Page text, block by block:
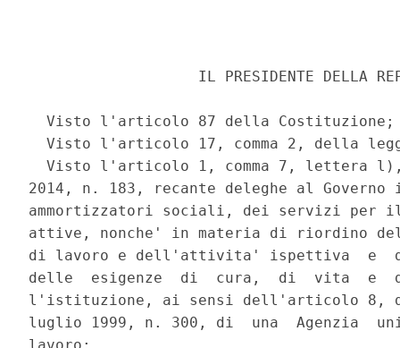
IL PRESIDENTE DELLA
Visto l'articolo 87 della
Visto l'articolo 17, comma 2, della
Visto l'articolo 1, comma 7, lettera
2014, n. 183, recante deleghe al
ammortizzatori sociali, dei servizi
attive, nonche' in materia di riordino
di lavoro e dell'attivita' ispettiva  e
delle  esigenze  di  cura,  di  vita  e
l'istituzione, ai sensi dell'articolo 8,
luglio 1999, n. 300, di  una  Agenzia